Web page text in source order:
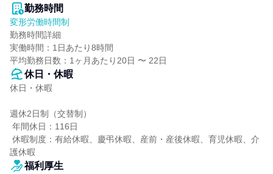
勤務時間
変形労働時間制
勤務時間詳細
実働時間：1日あたり8時間
平均勤務日数：1ヶ月あたり20日 〜 22日
休日・休暇
休日・休暇
週休2日制（交替制）
護休暇
福利厚生